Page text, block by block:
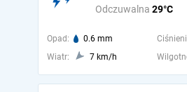
Odczuwalna 29°C
Opad: 0.6 mm
Wiatr:
7 km/h